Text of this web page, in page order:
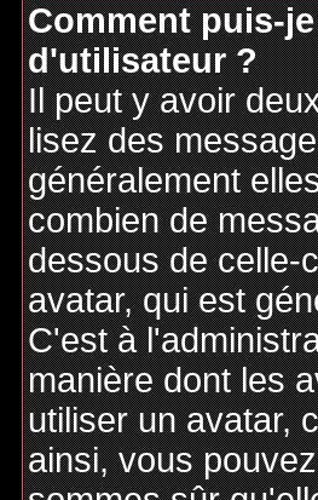
Comment puis-
d'utilisateur ?
Il peut y avoir
lisez des
généralement
combien de
dessous de celle-
avatar, qui est
C'est à
manière dont les
utiliser un avatar,
ainsi, vous